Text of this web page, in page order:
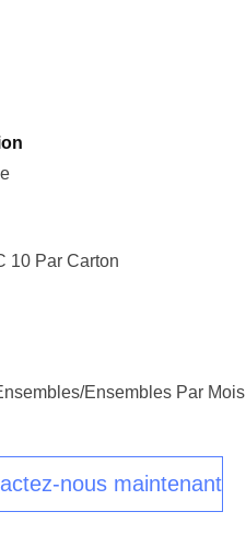
10 Par Carton
ensembles Par Mois
nous maintenant